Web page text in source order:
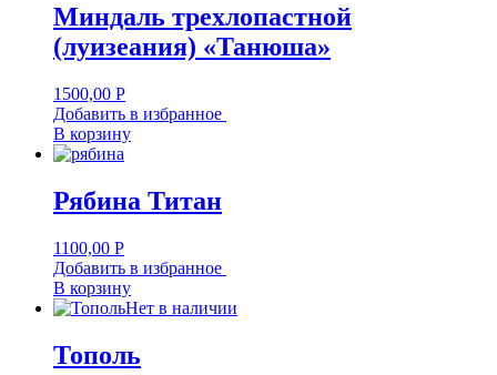
Миндаль трехлопастной
(луизеания) «Танюша»
1500,00 Р
Добавить в избранное
В корзину
Рябина Титан
1100,00 Р
Добавить в избранное
В корзину
Нет в наличии
Тополь